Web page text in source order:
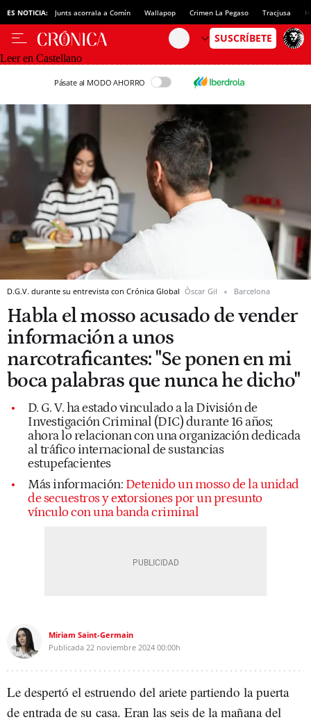
ES NOTICIA: Junts acorrala a Comín Wallapop Crimen La Pegaso Tracjusa
Leer en Castellano
Pásate al MODO AHORRO
D.G.V. durante su entrevista con Crónica Global Òscar Gil Barcelona
Habla el mosso acusado de vender
información a unos
narcotraficantes: "Se ponen en mi
boca palabras que nunca he dicho"
D. G. V. ha estado vinculado a la División de
Investigación Criminal (DIC) durante 16 años;
ahora lo relacionan con una organización dedicada
al tráfico internacional de sustancias
estupefacientes
Más información: Detenido un mosso de la unidad
de secuestros y extorsiones por un presunto
vínculo con una banda criminal
Miriam Saint-Germain
Publicada 22 noviembre 2024 00:00h
Le despertó el estruendo del ariete partiendo la puerta
de entrada de su casa. Eran las seis de la mañana del